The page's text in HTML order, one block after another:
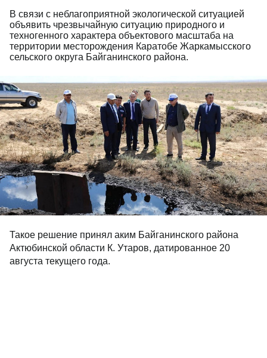
В связи с неблагоприятной экологической ситуацией
объявить чрезвычайную ситуацию природного и
техногенного характера объектового масштаба на
территории месторождения Каратобе Жаркамысского
сельского округа Байганинского района.
Такое решение принял аким Байганинского района
Актюбинской области К. Утаров, датированное 20
августа текущего года.